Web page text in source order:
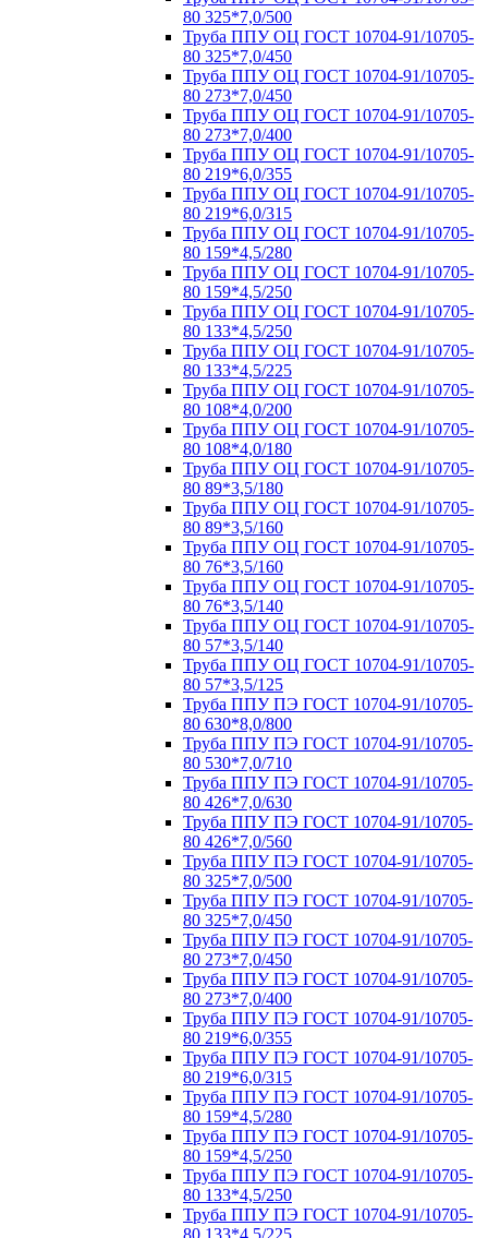
80 325*7,0/500
Труба ППУ ОЦ ГОСТ 10704-91/10705-
80 325*7,0/450
Труба ППУ ОЦ ГОСТ 10704-91/10705-
80 273*7,0/450
Труба ППУ ОЦ ГОСТ 10704-91/10705-
80 273*7,0/400
Труба ППУ ОЦ ГОСТ 10704-91/10705-
80 219*6,0/355
Труба ППУ ОЦ ГОСТ 10704-91/10705-
80 219*6,0/315
Труба ППУ ОЦ ГОСТ 10704-91/10705-
80 159*4,5/280
Труба ППУ ОЦ ГОСТ 10704-91/10705-
80 159*4,5/250
Труба ППУ ОЦ ГОСТ 10704-91/10705-
80 133*4,5/250
Труба ППУ ОЦ ГОСТ 10704-91/10705-
80 133*4,5/225
Труба ППУ ОЦ ГОСТ 10704-91/10705-
80 108*4,0/200
Труба ППУ ОЦ ГОСТ 10704-91/10705-
80 108*4,0/180
Труба ППУ ОЦ ГОСТ 10704-91/10705-
80 89*3,5/180
Труба ППУ ОЦ ГОСТ 10704-91/10705-
80 89*3,5/160
Труба ППУ ОЦ ГОСТ 10704-91/10705-
80 76*3,5/160
Труба ППУ ОЦ ГОСТ 10704-91/10705-
80 76*3,5/140
Труба ППУ ОЦ ГОСТ 10704-91/10705-
80 57*3,5/140
Труба ППУ ОЦ ГОСТ 10704-91/10705-
80 57*3,5/125
Труба ППУ ПЭ ГОСТ 10704-91/10705-
80 630*8,0/800
Труба ППУ ПЭ ГОСТ 10704-91/10705-
80 530*7,0/710
Труба ППУ ПЭ ГОСТ 10704-91/10705-
80 426*7,0/630
Труба ППУ ПЭ ГОСТ 10704-91/10705-
80 426*7,0/560
Труба ППУ ПЭ ГОСТ 10704-91/10705-
80 325*7,0/500
Труба ППУ ПЭ ГОСТ 10704-91/10705-
80 325*7,0/450
Труба ППУ ПЭ ГОСТ 10704-91/10705-
80 273*7,0/450
Труба ППУ ПЭ ГОСТ 10704-91/10705-
80 273*7,0/400
Труба ППУ ПЭ ГОСТ 10704-91/10705-
80 219*6,0/355
Труба ППУ ПЭ ГОСТ 10704-91/10705-
80 219*6,0/315
Труба ППУ ПЭ ГОСТ 10704-91/10705-
80 159*4,5/280
Труба ППУ ПЭ ГОСТ 10704-91/10705-
80 159*4,5/250
Труба ППУ ПЭ ГОСТ 10704-91/10705-
80 133*4,5/250
Труба ППУ ПЭ ГОСТ 10704-91/10705-
80 133*4,5/225